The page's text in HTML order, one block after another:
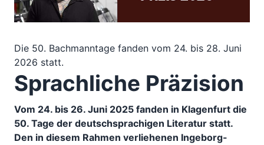
Die 50. Bachmanntage fanden vom 24. bis 28. Juni
2026 statt.
Sprachliche Präzision
Vom 24. bis 26. Juni 2025 fanden in Klagenfurt die
50. Tage der deutschsprachigen Literatur statt.
Den in diesem Rahmen verliehenen Ingeborg-